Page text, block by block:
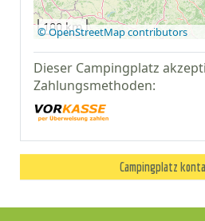
anzeigen
100 km
© OpenStreetMap contributors
Dieser Campingplatz
Zahlungsmethoden:
Campingplatz